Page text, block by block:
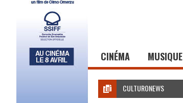
CINÉMA MUSIQUE
CULTURONEWS